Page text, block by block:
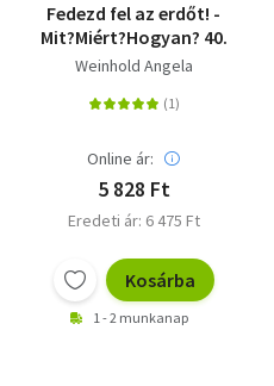
Fedezd fel az erdőt! -
Mit?Miért?Hogyan? 40.
Weinhold Angela
Online ár:
5 828 Ft
Eredeti ár: 6 475 Ft
Kosárba
1 - 2 munkanap